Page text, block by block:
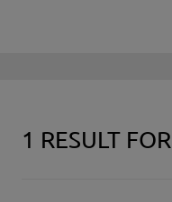
1 RESULT FOR